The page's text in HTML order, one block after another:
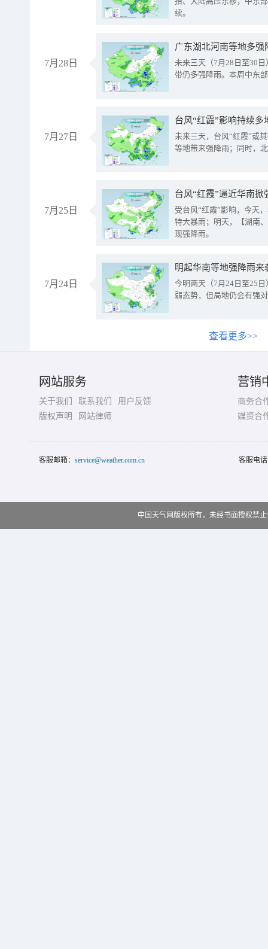
续。
7月28日
广东湖北河南等地多
未来三天（7月28日至30
带仍多强降雨。本周中东
7月27日
台风“红霞”影响持续
未来三天，台风“红霞”或
等地带来强降雨；同时，
7月25日
台风“红霞”逼近华南
受台风“红霞”影响，今天
特大暴雨；明天，【湖南
现强降雨。
7月24日
明起华南等地强降雨
今明两天（7月24日至25
弱态势，但局地仍会有强
查看更多>>
网站服务
关于我们 联系我们
用户反馈
版权声明
网站律师
营销
商务合
媒资合
客服邮箱： service@weather.com.cn 客服电
中国天气网版权所有，未经书面授权